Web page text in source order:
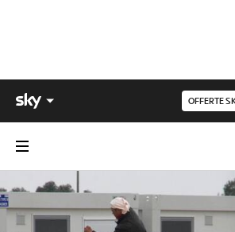
OFFERTE